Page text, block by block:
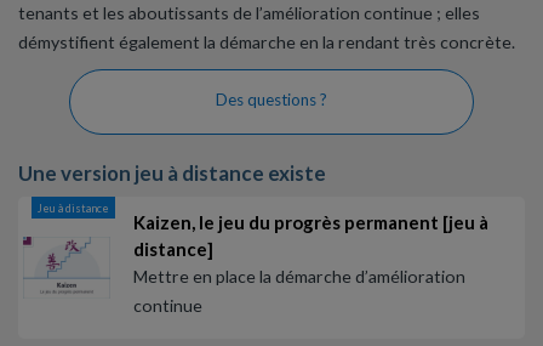
tenants et les aboutissants de l’amélioration continue ; elles
démystifient également la démarche en la rendant très concrète.
Des questions ?
Une version jeu à distance existe
Jeu à distance
Kaizen, le jeu du progrès permanent [jeu à
distance]
Mettre en place la démarche d’amélioration
continue